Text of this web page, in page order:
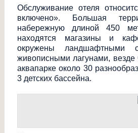
Обслуживание отеля
включено». Большая
набережную длиной 450
находятся магазины и
окружены ландшафтными
живописными лагунами, везде
аквапарке около 30
3 детских бассейна.